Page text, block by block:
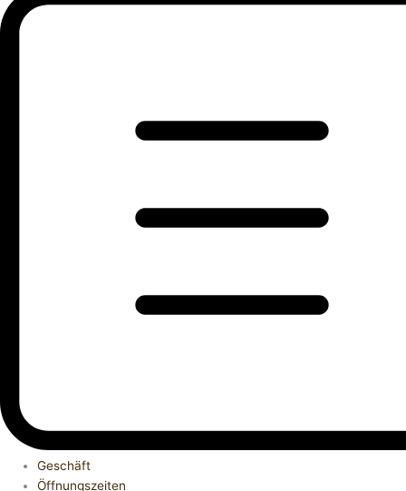
Geschäft
Öffnungszeiten